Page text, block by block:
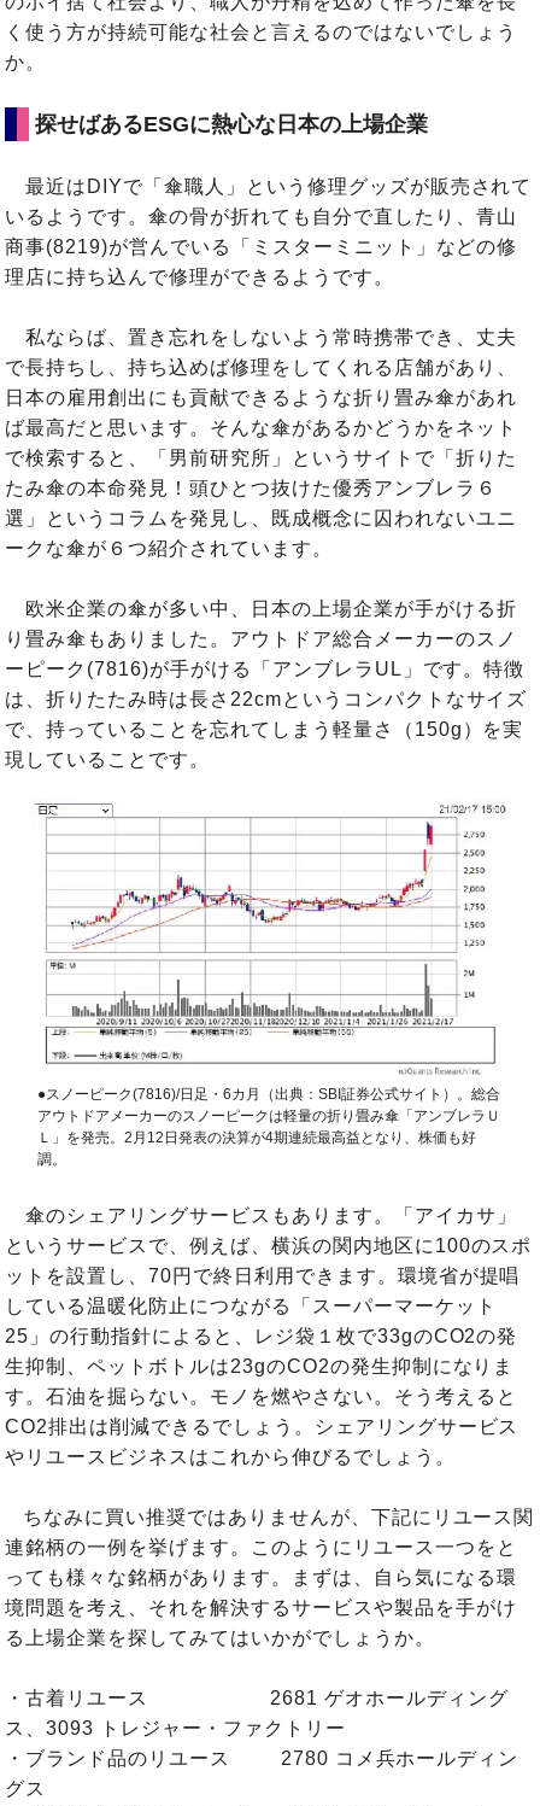
く使う方が持続可能な社会と言えるのではないでしょう
か。
探せばあるESGに熱心な日本の上場企業
最近はDIYで「傘職人」という修理グッズが販売されて
いるようです。傘の骨が折れても自分で直したり、青山
商事(8219)が営んでいる「ミスターミニット」などの修
理店に持ち込んで修理ができるようです。
私ならば、置き忘れをしないよう常時携帯でき、丈夫
で長持ちし、持ち込めば修理をしてくれる店舗があり、
日本の雇用創出にも貢献できるような折り畳み傘があれ
ば最高だと思います。そんな傘があるかどうかをネット
で検索すると、「男前研究所」というサイトで「折りた
たみ傘の本命発見！頭ひとつ抜けた優秀アンブレラ６
選」というコラムを発見し、既成概念に囚われないユニ
ークな傘が６つ紹介されています。
欧米企業の傘が多い中、日本の上場企業が手がける折
り畳み傘もありました。アウトドア総合メーカーのスノ
ーピーク(7816)が手がける「アンブレラUL」です。特徴
は、折りたたみ時は長さ22cmというコンパクトなサイズ
で、持っていることを忘れてしまう軽量さ（150g）を実
現していることです。
●スノーピーク(7816)/日足・6カ月（出典：SBI証券公式サイト）。総合
アウトドアメーカーのスノーピークは軽量の折り畳み傘「アンブレラＵ
Ｌ」を発売。2月12日発表の決算が4期連続最高益となり、株価も好
調。
傘のシェアリングサービスもあります。「アイカサ」
というサービスで、例えば、横浜の関内地区に100のスポ
ットを設置し、70円で終日利用できます。環境省が提唱
している温暖化防止につながる「スーパーマーケット
25」の行動指針によると、レジ袋１枚で33gのCO2の発
生抑制、ペットボトルは23gのCO2の発生抑制になりま
す。石油を掘らない。モノを燃やさない。そう考えると
CO2排出は削減できるでしょう。シェアリングサービス
やリユースビジネスはこれから伸びるでしょう。
ちなみに買い推奨ではありませんが、下記にリユース関
連銘柄の一例を挙げます。このようにリユース一つをと
っても様々な銘柄があります。まずは、自ら気になる環
境問題を考え、それを解決するサービスや製品を手がけ
る上場企業を探してみてはいかがでしょうか。
・古着リユース 2681 ゲオホールディング
ス、3093 トレジャー・ファクトリー
・ブランド品のリユース 2780 コメ兵ホールディン
グス